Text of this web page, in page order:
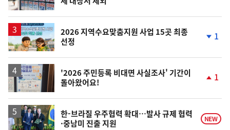
상
2026 지역수요맞춤지원 사업 15곳 최종
선정
하
1
'2026 주민등록 비대면 사실조사' 기간이
돌아왔어요!
상
승
1
한-브라질 우주협력 확대…발사 규제 협력
·중남미 진출 지원
NEW